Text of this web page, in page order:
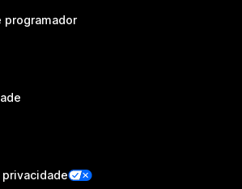
programador